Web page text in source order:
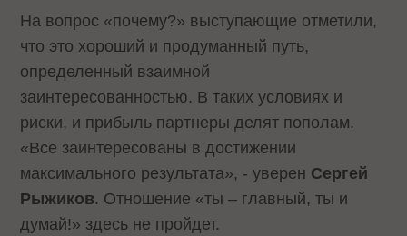
На вопрос «почему?» выступающие отметили,
что это хороший и продуманный путь,
определенный взаимной
заинтересованностью. В таких условиях и
риски, и прибыль партнеры делят пополам.
«Все заинтересованы в достижении
максимального результата», - уверен Сергей
Рыжиков. Отношение «ты – главный, ты и
думай!» здесь не пройдет.